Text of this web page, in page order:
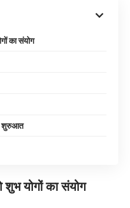
का संयोग
शुरुआत
शुभ योगों का संयोग